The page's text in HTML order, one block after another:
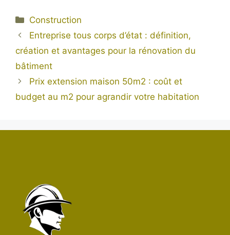
Catégories
Construction
Entreprise tous corps d’état : définition,
création et avantages pour la rénovation du
bâtiment
Prix extension maison 50m2 : coût et
budget au m2 pour agrandir votre habitation